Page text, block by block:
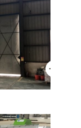
Gratis
advies